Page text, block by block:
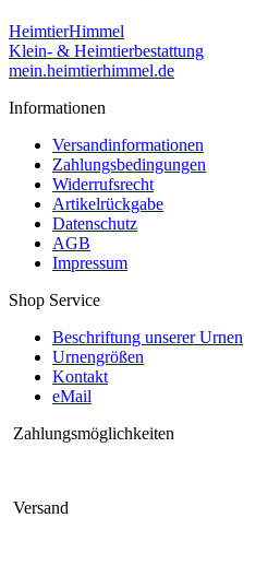
HeimtierHimmel
Klein- & Heimtierbestattung
mein.heimtierhimmel.de
Informationen
Versandinformationen
Zahlungsbedingungen
Widerrufsrecht
Artikelrückgabe
Datenschutz
AGB
Impressum
Shop Service
Beschriftung unserer Urnen
Urnengrößen
Kontakt
eMail
Zahlungsmöglichkeiten
Versand